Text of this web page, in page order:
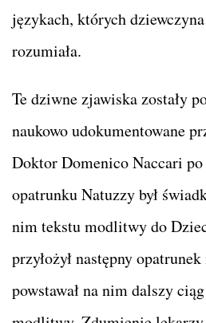
językach, których
rozumiała.
Te dziwne zjawiska zostały
naukowo udokumentowane
Doktor Domenico Naccari
opatrunku Natuzzy był
nim tekstu modlitwy do
przyłożył następny
powstawał na nim dalszy